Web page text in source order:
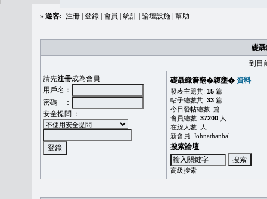
» 遊客: 注冊 登錄 會員 統計 論壇設施 幫助
礎
到目
請先注冊成為會員
用戶名：
密碼 ：
安全提問 ：
礎聶織簷翻�䪖壅� 資料
發表主題共: 15 篇
帖子總數共: 33 篇
今日發帖總數: 篇
會員總數: 37200 人
在線人數: 人
新會員: Johnathanbal
搜索論壇
高級搜索